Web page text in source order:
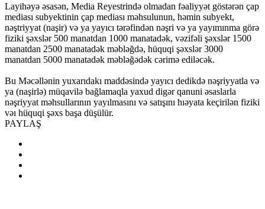
Layihəyə əsasən, Media Reyestrində olmadan fəaliyyət göstərən çap
mediası subyektinin çap mediası məhsulunun, həmin subyekt,
nəştriyyat (naşir) və ya yayıcı tərəfindən nəşri və ya yayımınma görə
fiziki şəxslər 500 manatdan 1000 manatadək, vəzifəli şəxslər 1500
manatdan 2500 manatadək məbləğdə, hüquqi şəxslər 3000
manatdan 5000 manatadək məbləğədək cərimə ediləcək.
Bu Məcəllənin yuxarıdakı maddəsində yayıcı dedikdə nəşriyyatla və
ya (naşirlə) müqavilə bağlamaqla yaxud digər qanuni əsaslarla
nəşriyyat məhsullarının yayılmasını və satışını hıəyata keçirilən fiziki
vəı hüquqi şəxs başa düşülür.
PAYLAŞ